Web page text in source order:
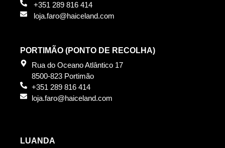
+351 289 816 414
loja.faro@haiceland.com
PORTIMÃO (PONTO DE RECOLHA)
Rua do Oceano Atlântico 17
8500-823 Portimão
+351 289 816 414
loja.faro@haiceland.com
LUANDA